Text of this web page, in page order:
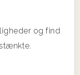
og find